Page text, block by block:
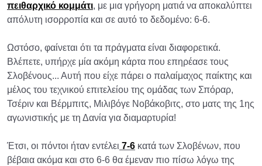
πειθαρχικό κομμάτι, με μια γρήγορη ματιά να αποκαλύπτει
απόλυτη ισορροπία και σε αυτό το δεδομένο: 6-6.
Ωστόσο, φαίνεται ότι τα πράγματα είναι διαφορετικά.
Βλέπετε, υπήρχε μία ακόμη κάρτα που επηρέασε τους
Σλοβένους... Αυτή που είχε πάρει ο παλαίμαχος παίκτης και
μέλος του τεχνικού επιτελείου της ομάδας των Σπόραρ,
Τσέριν και Βέρμπιτς, Μιλιβόγε Νοβάκοβιτς, στο ματς της 1ης
αγωνιστικής με τη Δανία για διαμαρτυρία!
Έτσι, οι πόντοι ήταν εντέλει 7-6 κατά των Σλοβένων, που
βέβαια ακόμα και στο 6-6 θα έμεναν πιο πίσω λόγω της